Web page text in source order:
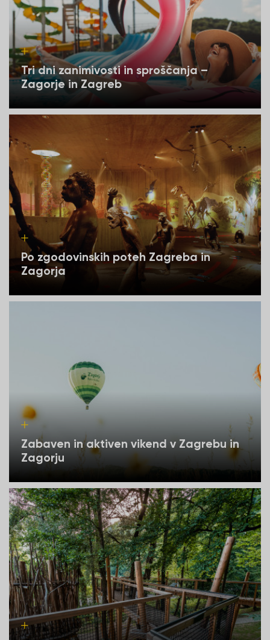
Tri dni zanimivosti in sproščanja –
Zagorje in Zagreb
Po zgodovinskih poteh Zagreba in
Zagorja
Zabaven in aktiven vikend v Zagrebu in
Zagorju